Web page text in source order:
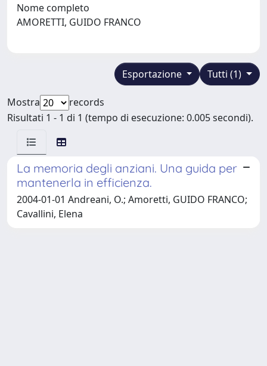
Nome completo
AMORETTI, GUIDO FRANCO
Tutti (1)
Esportazione
Mostra
records
Risultati 1 - 1 di 1 (tempo di esecuzione: 0.005 secondi).
La memoria degli anziani. Una guida per
mantenerla in efficienza.
2004-01-01 Andreani, O.; Amoretti, GUIDO FRANCO;
Cavallini, Elena